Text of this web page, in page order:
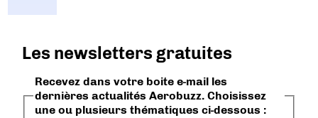
Les newsletters gratuites
Recevez dans votre boite e-mail les
dernières actualités Aerobuzz. Choisissez
une ou plusieurs thématiques ci-dessous :